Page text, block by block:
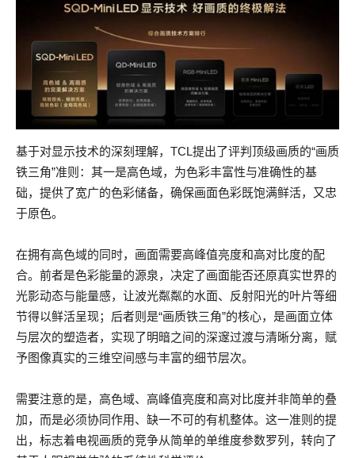
基于对显示技术的深刻理解，TCL提出了评判顶级画质的“画质
铁三角”准则：其一是高色域，为色彩丰富性与准确性的基
础，提供了宽广的色彩储备，确保画面色彩既饱满鲜活，又忠
于原色。
在拥有高色域的同时，画面需要高峰值亮度和高对比度的配
合。前者是色彩能量的源泉，决定了画面能否还原真实世界的
光影动态与能量感，让波光粼粼的水面、反射阳光的叶片等细
节得以鲜活呈现；后者则是“画质铁三角”的核心，是画面立体
与层次的塑造者，实现了明暗之间的深邃过渡与清晰分离，赋
予图像真实的三维空间感与丰富的细节层次。
需要注意的是，高色域、高峰值亮度和高对比度并非简单的叠
加，而是必须协同作用、缺一不可的有机整体。这一准则的提
出，标志着电视画质的竞争从简单的单维度参数罗列，转向了